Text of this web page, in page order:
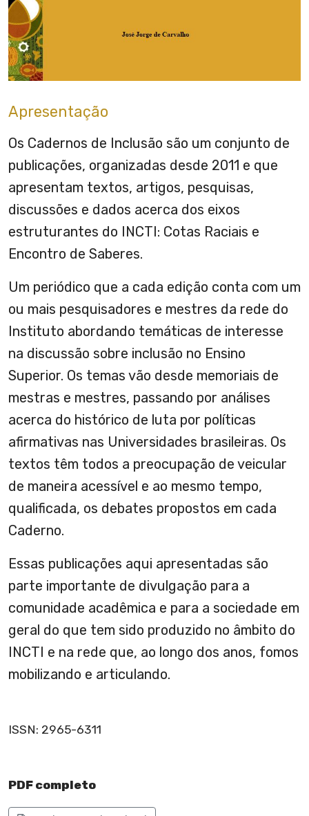
Apresentação
Os Cadernos de Inclusão são um conjunto de
publicações, organizadas desde 2011 e que
apresentam textos, artigos, pesquisas,
discussões e dados acerca dos eixos
estruturantes do INCTI: Cotas Raciais e
Encontro de Saberes.
Um periódico que a cada edição conta com um
ou mais pesquisadores e mestres da rede do
Instituto abordando temáticas de interesse
na discussão sobre inclusão no Ensino
Superior. Os temas vão desde memoriais de
mestras e mestres, passando por análises
acerca do histórico de luta por políticas
afirmativas nas Universidades brasileiras. Os
textos têm todos a preocupação de veicular
de maneira acessível e ao mesmo tempo,
qualificada, os debates propostos em cada
Caderno.
Essas publicações aqui apresentadas são
parte importante de divulgação para a
comunidade acadêmica e para a sociedade em
geral do que tem sido produzido no âmbito do
INCTI e na rede que, ao longo dos anos, fomos
mobilizando e articulando.
ISSN: 2965-6311
PDF completo